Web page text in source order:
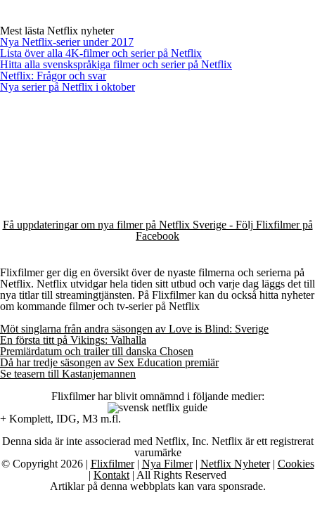
Mest lästa Netflix nyheter
Nya Netflix-serier under 2017
Lista över alla 4K-filmer och serier på Netflix
Hitta alla svenskspråkiga filmer och serier på Netflix
Netflix: Frågor och svar
Nya serier på Netflix i oktober
Få uppdateringar om nya filmer på Netflix Sverige - Följ Flixfilmer på
Facebook
Flixfilmer ger dig en översikt över de nyaste filmerna och serierna på
Netflix. Netflix utvidgar hela tiden sitt utbud och varje dag läggs det till
nya titlar till streamingtjänsten. På Flixfilmer kan du också hitta nyheter
om kommande filmer och tv-serier på Netflix
Möt singlarna från andra säsongen av Love is Blind: Sverige
En första titt på Vikings: Valhalla
Premiärdatum och trailer till danska Chosen
Då har tredje säsongen av Sex Education premiär
Se teasern till Kastanjemannen
Flixfilmer har blivit omnämnd i följande medier:
+ Komplett, IDG, M3 m.fl.
Denna sida är inte associerad med Netflix, Inc. Netflix är ett registrerat
varumärke
© Copyright 2026 | Flixfilmer| Nya Filmer| Netflix Nyheter| Cookies
| Kontakt | All Rights Reserved
Artiklar på denna webbplats kan vara sponsrade.